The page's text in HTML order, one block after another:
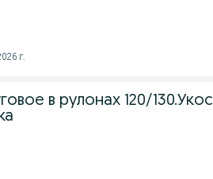
г.
в рулонах 120/130.Укос